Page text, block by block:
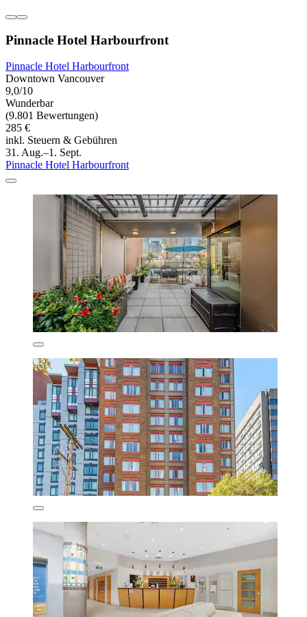
Pinnacle Hotel Harbourfront
Pinnacle Hotel Harbourfront
Downtown Vancouver
9,0/10
Wunderbar
(9.801 Bewertungen)
285 €
inkl. Steuern & Gebühren
31. Aug.–1. Sept.
Pinnacle Hotel Harbourfront